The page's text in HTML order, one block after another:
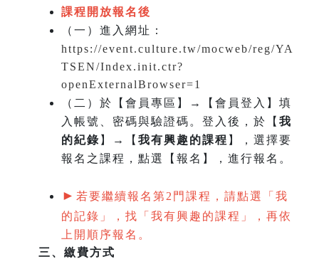
課程開放報名後
（一） 進入網址：
https://event.culture.tw/mocweb/reg/YA
TSEN/Index.init.ctr?
openExternalBrowser=1
（二）於【會員專區】→【會員登入】填
入帳號、密碼與驗證碼。登入後，於【 我
的紀錄 】→【 我有興趣的課程 】，選擇要
報名之課程，點選【報名】，進行報名。
► 若要繼續報名第2門課程，請點選「我
的記錄」，找「我有興趣的課程」，再依
上開順序報名。
三、繳費方式